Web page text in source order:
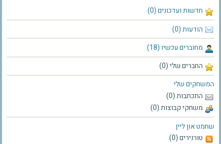
חדשות ועדכונים (0)
הודעות (0)
מחוברים עכשיו (18)
החברים שלי (0)
המשחקים שלי
התכתבות (0)
משחקי קבוצות (0)
שחמט און ליין
טורנירים (0)